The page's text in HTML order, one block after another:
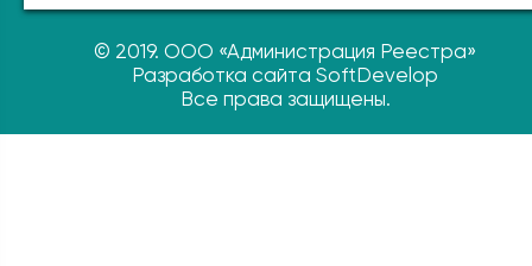
© 2019. ООО «Администрация Реестра»
Разработка сайта SoftDevelop
Все права защищены.